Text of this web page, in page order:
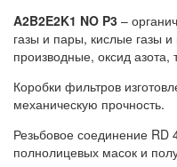
A2B2E2K1 NO P3 –
газы и пары, кислые газы
производные, оксид
Коробки фильтров
механическую прочность.
Резьбовое соединение RD
полнолицевых масок и